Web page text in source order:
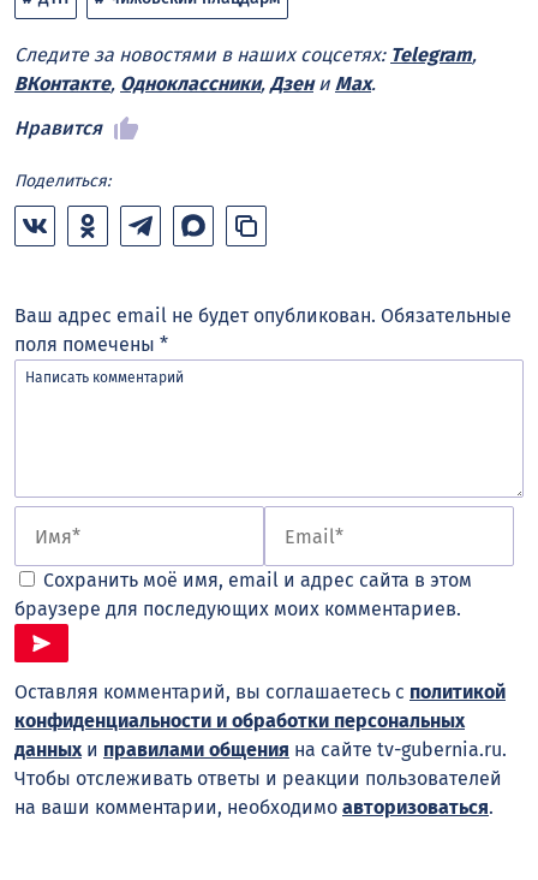
Следите за новостями в наших соцсетях: Telegram,
ВКонтакте, Одноклассники, Дзени Max.
Нравится
Поделиться:
Ваш адрес email не будет опубликован. Обязательные
поля помечены *
Сохранить моё имя, email и адрес сайта в этом
браузере для последующих моих комментариев.
Оставляя комментарий, вы соглашаетесь с политикой
конфиденциальности и обработки персональных
данныхи правилами общения на сайте tv-gubernia.ru.
Чтобы отслеживать ответы и реакции пользователей
на ваши комментарии, необходимо авторизоваться.